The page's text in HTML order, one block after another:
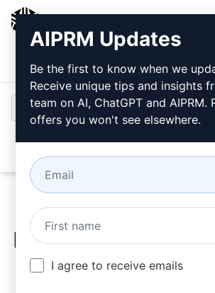
Probieren Sie
Promptjetzt
AIPRM Updates
Be the first to know when we
Receive unique tips and insights
team on AI, ChatGPT and AIPRM.
offers you won't see elsewhere.
I agree to receive emails